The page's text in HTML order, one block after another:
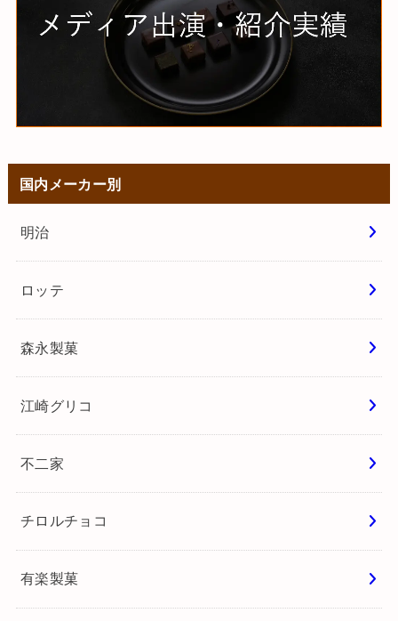
国内メーカー別
明治
ロッテ
森永製菓
江崎グリコ
不二家
チロルチョコ
有楽製菓